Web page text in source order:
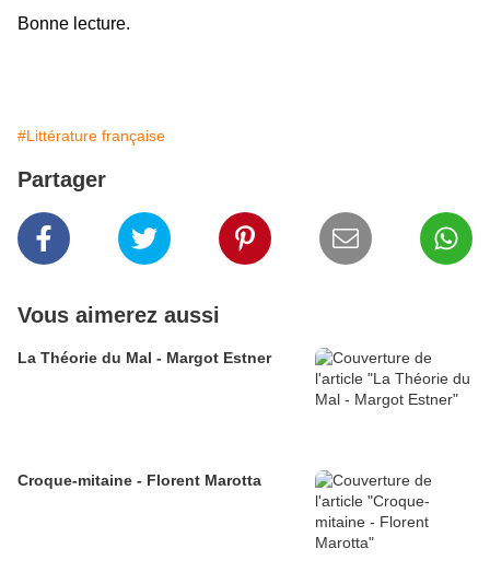
Bonne lecture.
#Littérature française
Partager
Vous aimerez aussi
La Théorie du Mal - Margot Estner
Croque-mitaine - Florent Marotta